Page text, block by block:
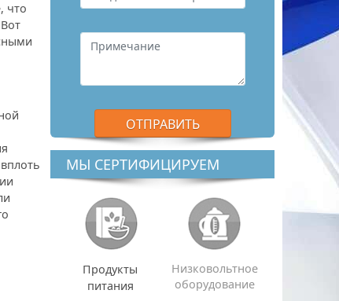
что
МЫ СЕРТИФИЦИРУЕМ
Продукты
питания
Низковольтное
оборудование